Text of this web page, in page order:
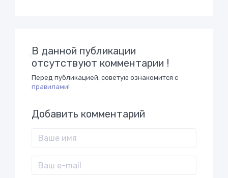
В данной публикации
отсутствуют комментарии !
Перед публикацией, советую ознакомится с
правилами!
Добавить комментарий